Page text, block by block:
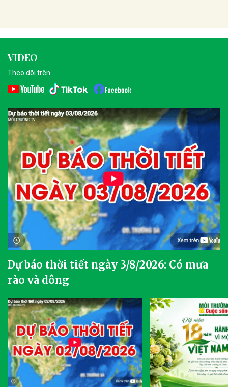
VIDEO
Theo dõi trên
Dự báo thời tiết ngày 3/8/2026: Có mưa
rào và dông